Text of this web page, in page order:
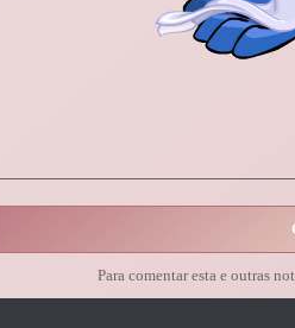
Para comentar esta e outras